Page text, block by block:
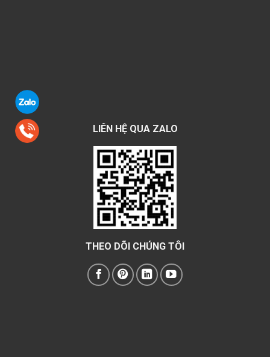
LIÊN HỆ QUA ZALO
THEO DÕI CHÚNG TÔI